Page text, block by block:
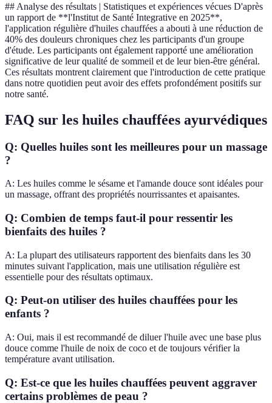
## Analyse des résultats | Statistiques et expériences vécues D'après
un rapport de **l'Institut de Santé Integrative en 2025**,
l'application régulière d'huiles chauffées a abouti à une réduction de
40% des douleurs chroniques chez les participants d'un groupe
d'étude. Les participants ont également rapporté une amélioration
significative de leur qualité de sommeil et de leur bien-être général.
Ces résultats montrent clairement que l'introduction de cette pratique
dans notre quotidien peut avoir des effets profondément positifs sur
notre santé.
FAQ sur les huiles chauffées ayurvédiques
Q: Quelles huiles sont les meilleures pour un massage
?
A: Les huiles comme le sésame et l'amande douce sont idéales pour
un massage, offrant des propriétés nourrissantes et apaisantes.
Q: Combien de temps faut-il pour ressentir les
bienfaits des huiles ?
A: La plupart des utilisateurs rapportent des bienfaits dans les 30
minutes suivant l'application, mais une utilisation régulière est
essentielle pour des résultats optimaux.
Q: Peut-on utiliser des huiles chauffées pour les
enfants ?
A: Oui, mais il est recommandé de diluer l'huile avec une base plus
douce comme l'huile de noix de coco et de toujours vérifier la
température avant utilisation.
Q: Est-ce que les huiles chauffées peuvent aggraver
certains problèmes de peau ?